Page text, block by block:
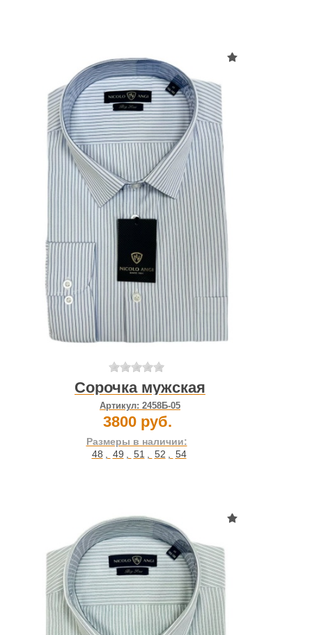
Сорочка мужская
Артикул: 2458Б-05
3800 руб.
Размеры в наличии:
48 , 49 , 51 , 52 , 54